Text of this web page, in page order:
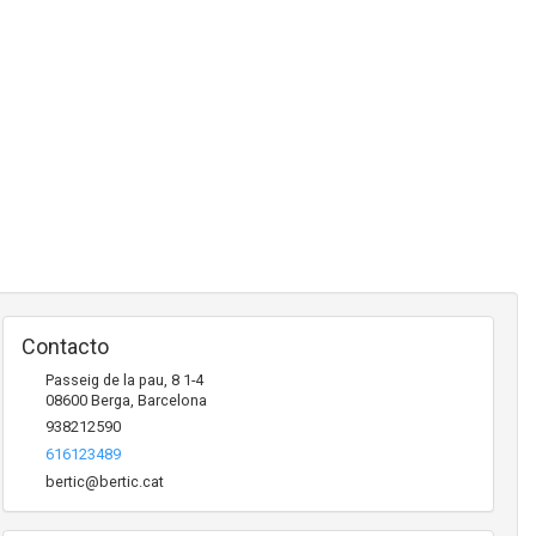
Contacto
Passeig de la pau, 8 1-4
08600 Berga, Barcelona
938212590
616123489
bertic@bertic.cat